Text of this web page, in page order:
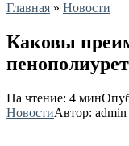
Главная » Новости
Каковы
На чтение: 4 мин
НовостиАвтор: admin